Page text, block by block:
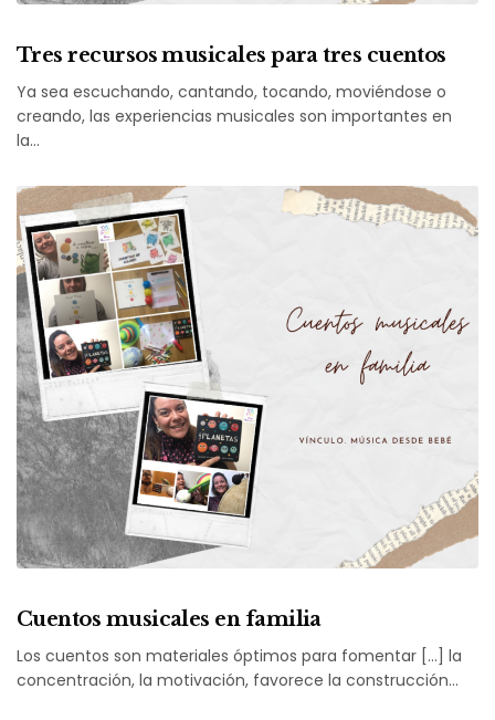
Tres recursos musicales para tres cuentos
Ya sea escuchando, cantando, tocando, moviéndose o
creando, las experiencias musicales son importantes en
la…
Cuentos musicales en familia
Los cuentos son materiales óptimos para fomentar […] la
concentración, la motivación, favorece la construcción…